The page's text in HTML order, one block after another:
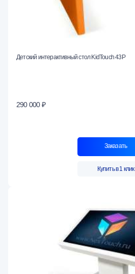
Детский интерактивный стол KidTouch 43P
290 000 ₽
Заказать
Купить в 1 клик